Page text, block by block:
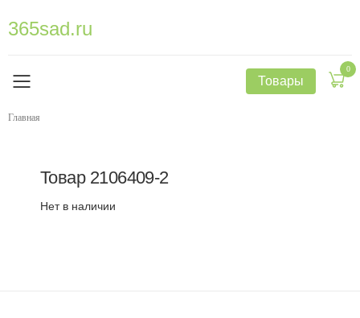
365sad.ru
Товары
0
Главная
Товар 2106409-2
Нет в наличии